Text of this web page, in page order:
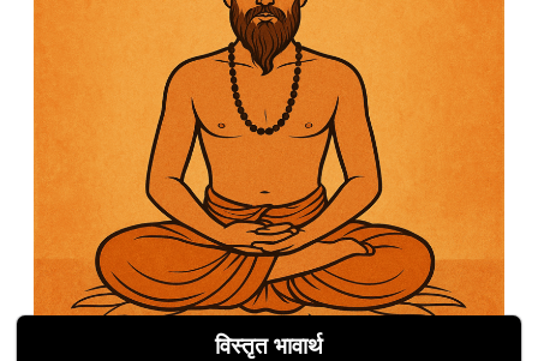
विस्तृत भावार्थ